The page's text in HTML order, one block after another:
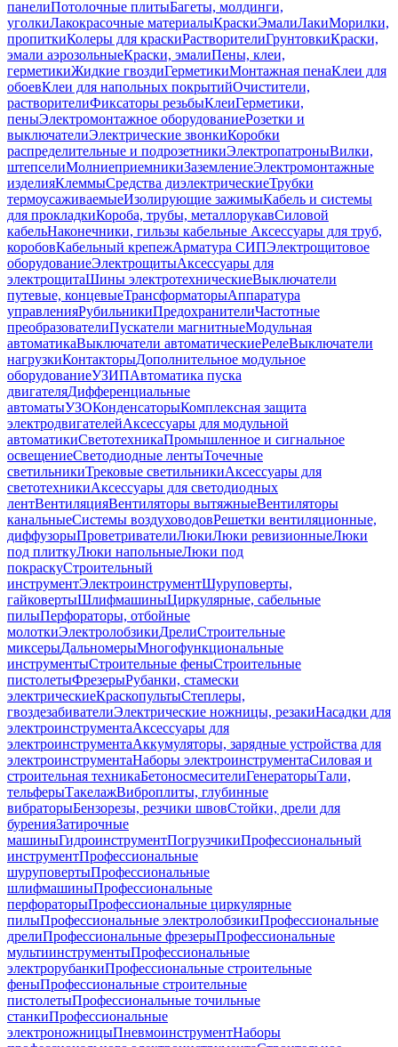
панелиПотолочные плитыБагеты, молдинги,
уголкиЛакокрасочные материалыКраскиЭмалиЛакиМорилки,
пропиткиКолеры для краскиРастворителиГрунтовкиКраски,
эмали аэрозольныеКраски, эмалиПены, клеи,
герметикиЖидкие гвоздиГерметикиМонтажная пенаКлеи для
обоевКлеи для напольных покрытийОчистители,
растворителиФиксаторы резьбыКлеиГерметики,
пеныЭлектромонтажное оборудованиеРозетки и
выключателиЭлектрические звонкиКоробки
распределительные и подрозетникиЭлектропатроныВилки,
штепселиМолниеприемникиЗаземлениеЭлектромонтажные
изделияКлеммыСредства диэлектрическиеТрубки
термоусаживаемыеИзолирующие зажимыКабель и системы
для прокладкиКороба, трубы, металлорукавСиловой
кабельНаконечники, гильзы кабельные Аксессуары для труб,
коробовКабельный крепежАрматура СИПЭлектрощитовое
оборудованиеЭлектрощитыАксессуары для
электрощитаШины электротехническиеВыключатели
путевые, концевыеТрансформаторыАппаратура
управленияРубильникиПредохранителиЧастотные
преобразователиПускатели магнитныеМодульная
автоматикаВыключатели автоматическиеРелеВыключатели
нагрузкиКонтакторыДополнительное модульное
оборудованиеУЗИПАвтоматика пуска
двигателяДифференциальные
автоматыУЗОКонденсаторыКомплексная защита
электродвигателейАксессуары для модульной
автоматикиСветотехникаПромышленное и сигнальное
освещениеСветодиодные лентыТочечные
светильникиТрековые светильникиАксессуары для
светотехникиАксессуары для светодиодных
лентВентиляцияВентиляторы вытяжныеВентиляторы
канальныеСистемы воздуховодовРешетки вентиляционные,
диффузорыПроветривателиЛюкиЛюки ревизионныеЛюки
под плиткуЛюки напольныеЛюки под
покраскуСтроительный
инструментЭлектроинструментШуруповерты,
гайковертыШлифмашиныЦиркулярные, сабельные
пилыПерфораторы, отбойные
молоткиЭлектролобзикиДрелиСтроительные
миксерыДальномерыМногофункциональные
инструментыСтроительные феныСтроительные
пистолетыФрезерыРубанки, стамески
электрическиеКраскопультыСтеплеры,
гвоздезабивателиЭлектрические ножницы, резакиНасадки для
электроинструментаАксессуары для
электроинструментаАккумуляторы, зарядные устройства для
электроинструментаНаборы электроинструментаСиловая и
строительная техникаБетоносмесителиГенераторыТали,
тельферыТакелажВиброплиты, глубинные
вибраторыБензорезы, резчики швовСтойки, дрели для
буренияЗатирочные
машиныГидроинструментПогрузчикиПрофессиональный
инструментПрофессиональные
шуруповертыПрофессиональные
шлифмашиныПрофессиональные
перфораторыПрофессиональные циркулярные
пилыПрофессиональные электролобзикиПрофессиональные
дрелиПрофессиональные фрезерыПрофессиональные
мультиинструментыПрофессиональные
электрорубанкиПрофессиональные строительные
феныПрофессиональные строительные
пистолетыПрофессиональные точильные
станкиПрофессиональные
электроножницыПневмоинструментНаборы